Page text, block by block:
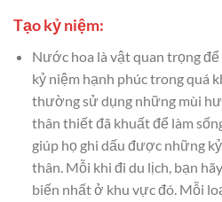
Tạo kỷ niệm:
Nước hoa là vật quan trọng
kỷ niệm hạnh phúc trong quá
thường sử dụng những mùi
thân thiết đã khuất để làm
giúp họ ghi dấu được những
thân. Mỗi khi đi du lịch, bạn
biến nhất ở khu vực đó. Mỗi